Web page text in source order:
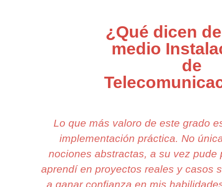
¿Qué dicen
medio
de
Lo que más valoro de este grado
implementación práctica. No
nociones abstractas, a su vez pude
aprendí en proyectos reales y casos
a ganar confianza en mis